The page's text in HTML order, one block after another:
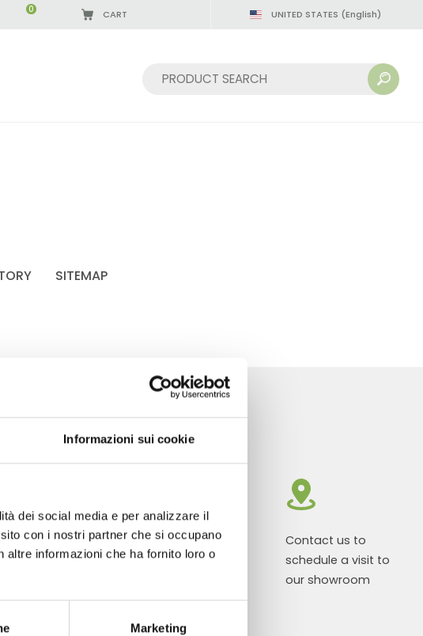
Informazioni sui cookie
dei social media e per analizzare il
con i nostri partner che si occupano
altre informazioni che ha fornito loro o
Marketing
CART
0 UNITED STATES (English)
SITEMAP
Products ready
for delivery
Customized
projects for
flower sales
areas
Contact us to
schedule a visit to
our showroom